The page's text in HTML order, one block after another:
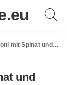
Spinat und Frischkäse
und